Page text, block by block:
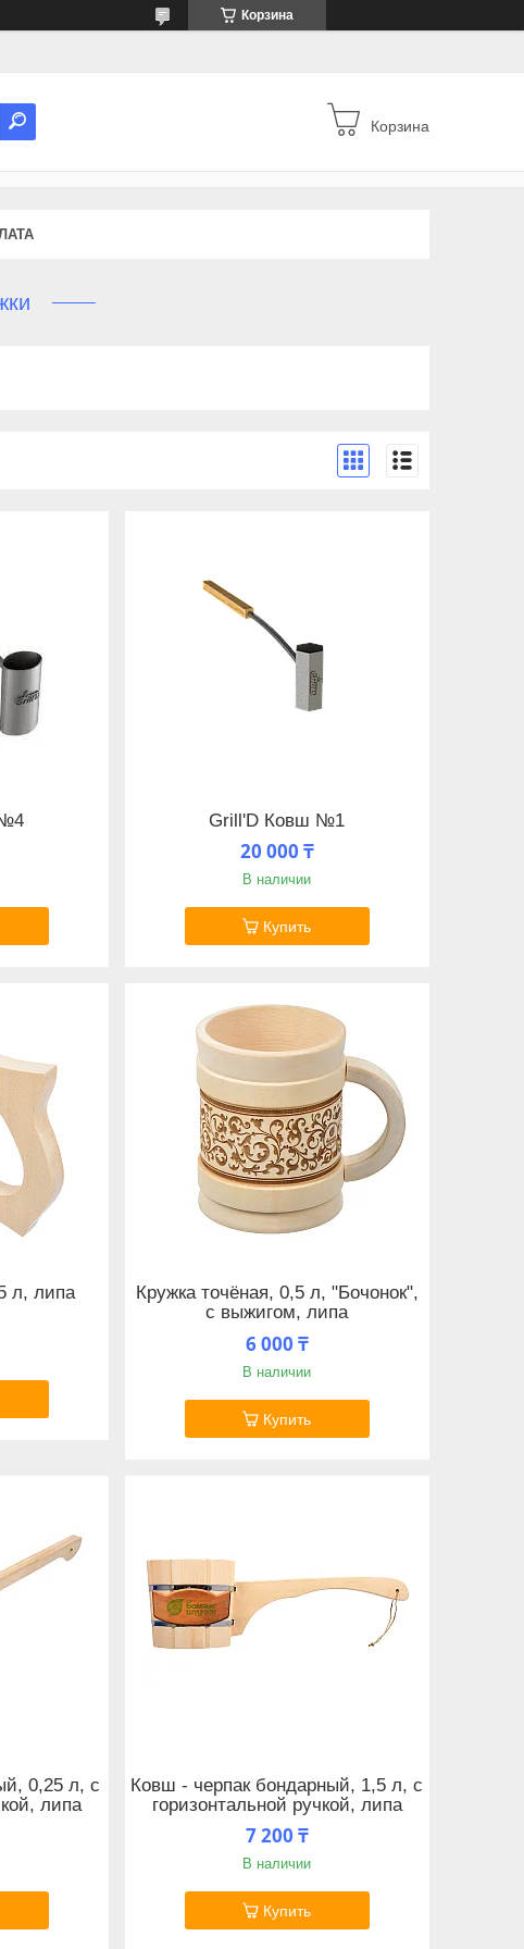
Корзина
Корзина
Grill'D Ковш №1
20 000 ₸
В наличии
Купить
л, липа
Кружка точёная, 0,5 л, "Бочонок",
с выжигом, липа
6 000 ₸
В наличии
Купить
0,25 л, с
липа
Ковш - черпак бондарный, 1,5 л, с
горизонтальной ручкой, липа
7 200 ₸
В наличии
Купить